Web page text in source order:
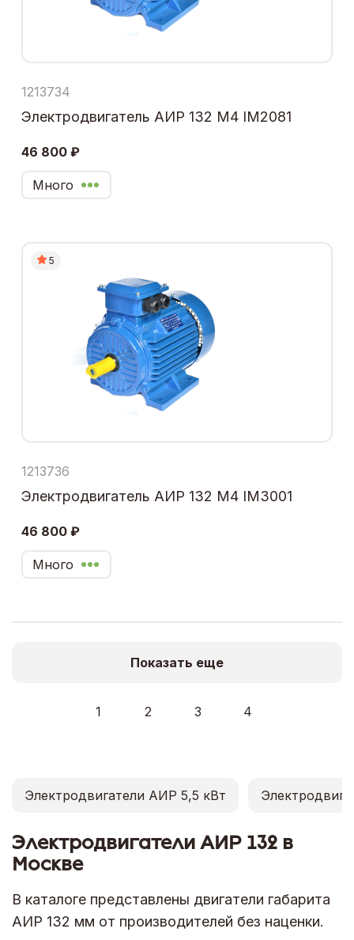
1213734
Электродвигатель АИР 132 М4 IM2081
46 800 ₽
Много
5
1213736
Электродвигатель АИР 132 М4 IM3001
46 800 ₽
Много
Показать еще
1 2 3 4
Электродвигатели АИР 5,5 кВт
Электродвигатели АИР 132 в
Москве
В каталоге представлены двигатели габарита
АИР 132 мм от производителей без наценки.